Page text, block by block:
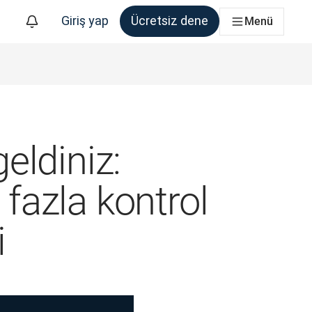
Giriş yap Ücretsiz dene Menü
kontrol